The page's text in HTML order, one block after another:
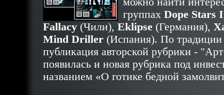
группах Dope Stars
Fallacy(Чили), Eklipse(Германия),
Mind Driller(Испания). По традиции
публикация авторской рубрики -
появилась и новая рубрика под
названием «О готике бедной